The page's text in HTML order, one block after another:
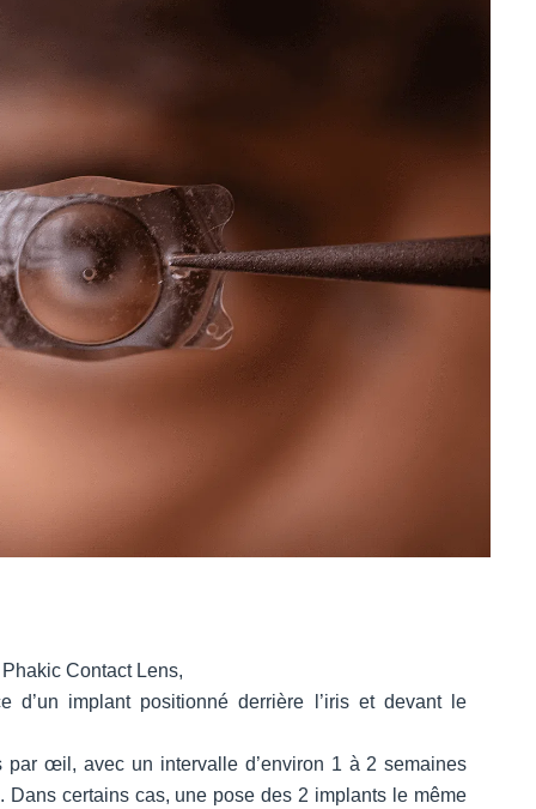
Contact Lens,
implant positionné derrière l’iris et devant le
œil, avec un intervalle d’environ 1 à 2 semaines
Dans certains cas, une pose des 2 implants le même